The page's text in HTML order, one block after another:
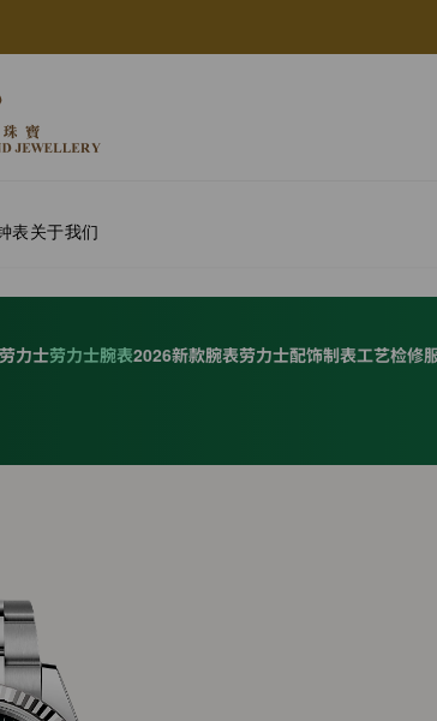
表关于我们
力士劳力士腕表2026新款腕表劳力士配饰制表工艺检修